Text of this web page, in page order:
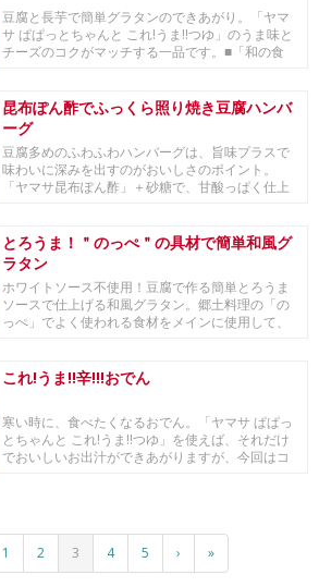
豆腐と長芋で簡単グラタンのできあがり。「ヤマ
サ ぱぱっとちゃんと これ!うま!!つゆ」のうま味と
チーズのコクがマッチする一品です。■「和の食
昆布ぽん酢でふっくら照り焼き豆腐ハンバ
ーグ
豆腐多めのふわふわハンバーグは、旨味プラスで
味わいに深みを出すのがおいしさのポイント。
「ヤマサ昆布ぽん酢」＋砂糖で、甘酸っぱく仕上
とろうま！＂のっぺ＂の具材で簡単和風グ
ラタン
ホワイトソース不使用！豆腐で作る簡単とろうま
ソースで仕上げる和風グラタン。郷土料理の「の
っぺ」でよく使われる食材をメインに使用して、
これ!うま!!辛!!!おでん
寒い時に、食べたくなるおでん。「ヤマサ ぱぱっ
とちゃんと これ!うま!!つゆ」を使えば、それだけ
でおいしいお出汁ができあがりますが、今回はコ
1 2 3 4 5 › »